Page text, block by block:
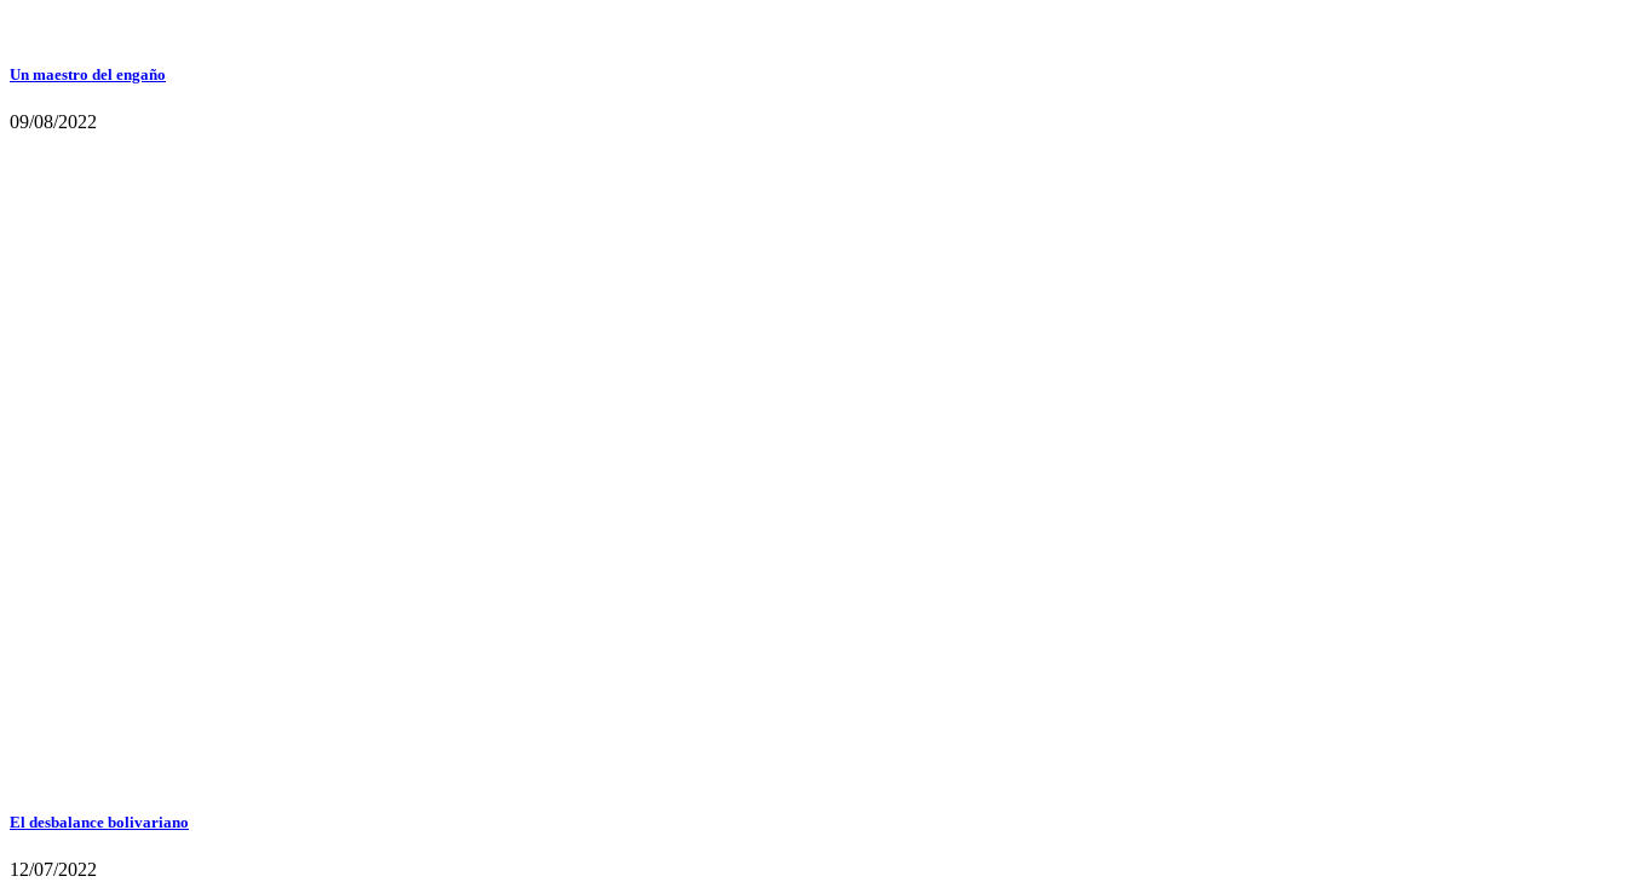
Un maestro del engaño
09/08/2022
El desbalance bolivariano
12/07/2022